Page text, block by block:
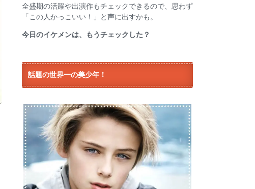
全盛期の活躍や出演作もチェックできるので、思わず
「この人かっこいい！」と声に出すかも。
今日のイケメンは、もうチェックした？
話題の世界一の美少年！